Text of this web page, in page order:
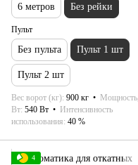
6 метров Без рейки
Пульт
Без пульта Пульт 1 шт
Пульт 2 шт
Вес ворот (кг) 900 кг
Мощность,
Вт 540 Вт
Интенсивность
использования 40 %
4